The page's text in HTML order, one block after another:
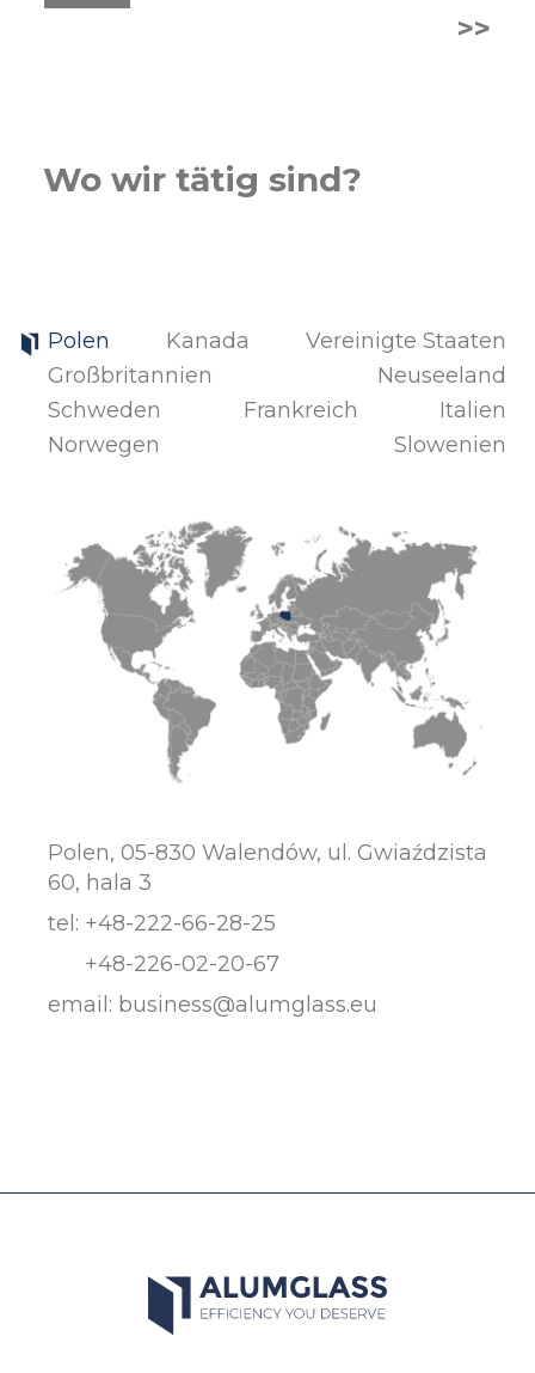
>>
Wo wir tätig sind?
Polen Kanada
Vereinigte Staaten
Großbritannien
Neuseeland
Schweden
Frankreich
Italien
Norwegen
Slowenien
Polen, 05-830 Walendów, ul. Gwiaździsta
60, hala 3
tel: +48-222-66-28-25
+48-226-02-20-67
email: business@alumglass.eu